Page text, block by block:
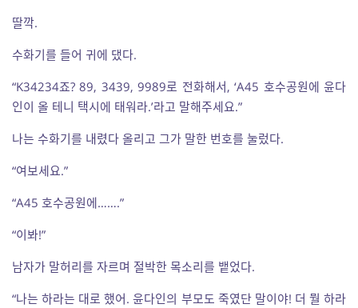
딸깍.
수화기를 들어 귀에 댔다.
“K34234죠? 89, 3439, 9989로 전화해서, ‘A45 호수공원에 윤다
인이 올 테니 택시에 태워라.’라고 말해주세요.”
나는 수화기를 내렸다 올리고 그가 말한 번호를 눌렀다.
“여보세요.”
“A45 호수공원에…….”
“이봐!”
남자가 말허리를 자르며 절박한 목소리를 뱉었다.
“나는 하라는 대로 했어. 윤다인의 부모도 죽였단 말이야! 더 뭘 하라